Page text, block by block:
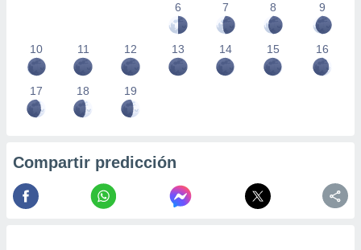
6
7 8 9
10 11 12 13 14 15 16
17 18 19
Compartir predicción